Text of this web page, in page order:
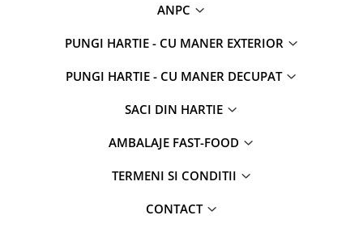
ANPC
PUNGI HARTIE - CU MANER EXTERIOR
PUNGI HARTIE - CU MANER DECUPAT
SACI DIN HARTIE
AMBALAJE FAST-FOOD
TERMENI SI CONDITII
CONTACT